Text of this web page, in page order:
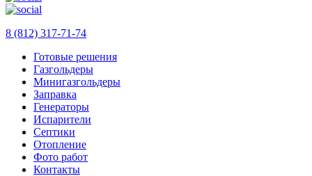
8 (812) 317-71-74
Готовые решения
Газгольдеры
Минигазгольдеры
Заправка
Генераторы
Испарители
Септики
Отопление
Фото работ
Контакты